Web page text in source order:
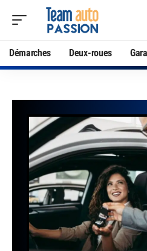
Démarches Deux-roues